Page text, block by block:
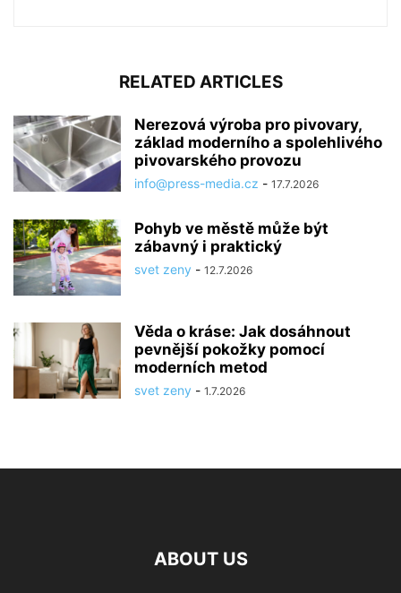
RELATED ARTICLES
Nerezová výroba pro pivovary,
základ moderního a spolehlivého
pivovarského provozu
info@press-media.cz - 17.7.2026
Pohyb ve městě může být
zábavný i praktický
svet zeny - 12.7.2026
Věda o kráse: Jak dosáhnout
pevnější pokožky pomocí
moderních metod
svet zeny - 1.7.2026
ABOUT US